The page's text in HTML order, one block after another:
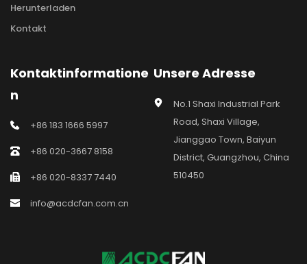
Herunterladen
Kontakt
Kontaktinformatione
n
+86 183 1666 5997
+86 020-3667 8158
+86 020-8337 7440
info@acdcfan.com.cn
Unsere Adresse
No.1 Shaxi Industrial Park
Road, Shaxi Village,
Jianggao Town, Baiyun
District, Guangzhou, China
510450